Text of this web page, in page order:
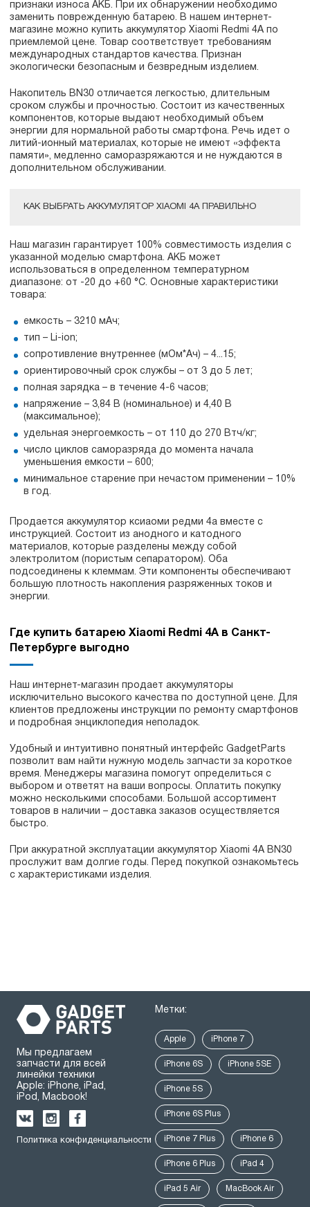
признаки износа АКБ. При их обнаружении необходимо
заменить поврежденную батарею. В нашем интернет-
магазине можно купить аккумулятор Xiaomi Redmi 4A по
приемлемой цене. Товар соответствует требованиям
международных стандартов качества. Признан
экологически безопасным и безвредным изделием.
Накопитель BN30 отличается легкостью, длительным
сроком службы и прочностью. Состоит из качественных
компонентов, которые выдают необходимый объем
энергии для нормальной работы смартфона. Речь идет о
литий-ионный материалах, которые не имеют «эффекта
памяти», медленно саморазряжаются и не нуждаются в
дополнительном обслуживании.
КАК ВЫБРАТЬ АККУМУЛЯТОР XIAOMI 4A ПРАВИЛЬНО
Наш магазин гарантирует 100% совместимость изделия с
указанной моделью смартфона. АКБ может
использоваться в определенном температурном
диапазоне: от -20 до +60 °C. Основные характеристики
товара:
емкость – 3210 мАч;
тип – Li-ion;
сопротивление внутреннее (мОм*Ач) – 4...15;
ориентировочный срок службы – от 3 до 5 лет;
полная зарядка – в течение 4-6 часов;
напряжение – 3,84 В (номинальное) и 4,40 В
(максимальное);
удельная энергоемкость – от 110 до 270 Втч/кг;
число циклов саморазряда до момента начала
уменьшения емкости – 600;
минимальное старение при нечастом применении – 10%
в год.
Продается аккумулятор ксиаоми редми 4а вместе с
инструкцией. Состоит из анодного и катодного
материалов, которые разделены между собой
электролитом (пористым сепаратором). Оба
подсоединены к клеммам. Эти компоненты обеспечивают
большую плотность накопления разряженных токов и
энергии.
Где купить батарею Xiaomi Redmi 4A в Санкт-
Петербурге выгодно
Наш интернет-магазин продает аккумуляторы
исключительно высокого качества по доступной цене. Для
клиентов предложены инструкции по ремонту смартфонов
и подробная энциклопедия неполадок.
Удобный и интуитивно понятный интерфейс GadgetParts
позволит вам найти нужную модель запчасти за короткое
время. Менеджеры магазина помогут определиться с
выбором и ответят на ваши вопросы. Оплатить покупку
можно несколькими способами. Большой ассортимент
товаров в наличии – доставка заказов осуществляется
быстро.
При аккуратной эксплуатации аккумулятор Xiaomi 4A BN30
прослужит вам долгие годы. Перед покупкой ознакомьтесь
с характеристиками изделия.
Мы предлагаем
запчасти для всей
линейки техники
Apple: iPhone, iPad,
iPod, Macbook!
Политика конфиденциальности
Метки:
Apple iPhone 7
iPhone 6S iPhone 5SE
iPhone 5S
iPhone 6S Plus
iPhone 7 Plus iPhone 6
iPhone 6 Plus iPad 4
iPad 5 Air MacBook Air